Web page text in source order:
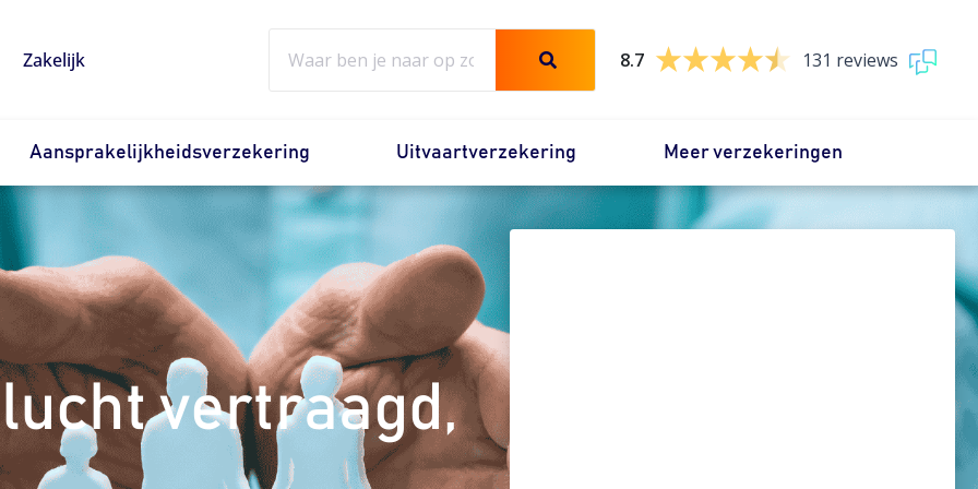
Zakelijk
8.7
131 reviews
Aansprakelijkheidsverzekering Uitvaartverzekering Meer verzekeringen
vertraagd,